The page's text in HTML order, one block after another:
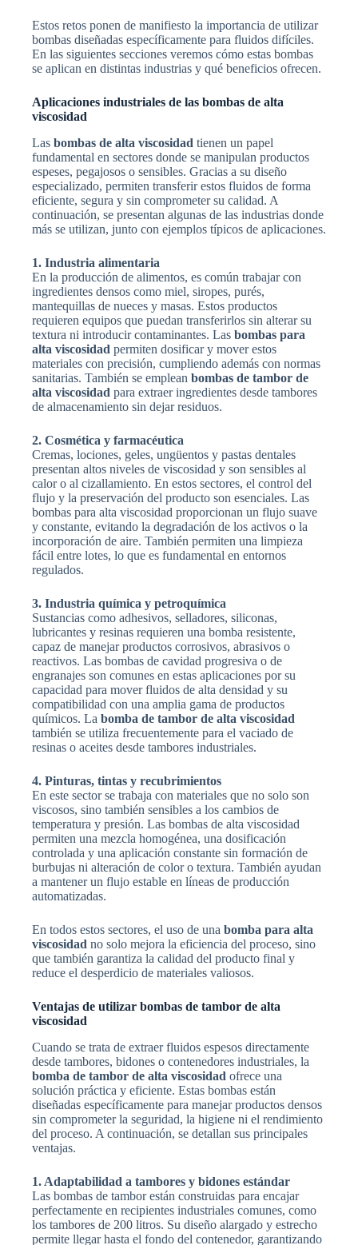
Estos retos ponen de manifiesto la importancia de utilizar
bombas diseñadas específicamente para fluidos difíciles.
En las siguientes secciones veremos cómo estas bombas
se aplican en distintas industrias y qué beneficios ofrecen.
Aplicaciones industriales de las bombas de alta
viscosidad
Las bombas de alta viscosidad tienen un papel
fundamental en sectores donde se manipulan productos
espeses, pegajosos o sensibles. Gracias a su diseño
especializado, permiten transferir estos fluidos de forma
eficiente, segura y sin comprometer su calidad. A
continuación, se presentan algunas de las industrias donde
más se utilizan, junto con ejemplos típicos de aplicaciones.
1. Industria alimentaria
En la producción de alimentos, es común trabajar con
ingredientes densos como miel, siropes, purés,
mantequillas de nueces y masas. Estos productos
requieren equipos que puedan transferirlos sin alterar su
textura ni introducir contaminantes. Las bombas para
alta viscosidad permiten dosificar y mover estos
materiales con precisión, cumpliendo además con normas
sanitarias. También se emplean bombas de tambor de
alta viscosidad para extraer ingredientes desde tambores
de almacenamiento sin dejar residuos.
2. Cosmética y farmacéutica
Cremas, lociones, geles, ungüentos y pastas dentales
presentan altos niveles de viscosidad y son sensibles al
calor o al cizallamiento. En estos sectores, el control del
flujo y la preservación del producto son esenciales. Las
bombas para alta viscosidad proporcionan un flujo suave
y constante, evitando la degradación de los activos o la
incorporación de aire. También permiten una limpieza
fácil entre lotes, lo que es fundamental en entornos
regulados.
3. Industria química y petroquímica
Sustancias como adhesivos, selladores, siliconas,
lubricantes y resinas requieren una bomba resistente,
capaz de manejar productos corrosivos, abrasivos o
reactivos. Las bombas de cavidad progresiva o de
engranajes son comunes en estas aplicaciones por su
capacidad para mover fluidos de alta densidad y su
compatibilidad con una amplia gama de productos
químicos. La bomba de tambor de alta viscosidad
también se utiliza frecuentemente para el vaciado de
resinas o aceites desde tambores industriales.
4. Pinturas, tintas y recubrimientos
En este sector se trabaja con materiales que no solo son
viscosos, sino también sensibles a los cambios de
temperatura y presión. Las bombas de alta viscosidad
permiten una mezcla homogénea, una dosificación
controlada y una aplicación constante sin formación de
burbujas ni alteración de color o textura. También ayudan
a mantener un flujo estable en líneas de producción
automatizadas.
En todos estos sectores, el uso de una bomba para alta
viscosidad no solo mejora la eficiencia del proceso, sino
que también garantiza la calidad del producto final y
reduce el desperdicio de materiales valiosos.
Ventajas de utilizar bombas de tambor de alta
viscosidad
Cuando se trata de extraer fluidos espesos directamente
desde tambores, bidones o contenedores industriales, la
bomba de tambor de alta viscosidad ofrece una
solución práctica y eficiente. Estas bombas están
diseñadas específicamente para manejar productos densos
sin comprometer la seguridad, la higiene ni el rendimiento
del proceso. A continuación, se detallan sus principales
ventajas.
1. Adaptabilidad a tambores y bidones estándar
Las bombas de tambor están construidas para encajar
perfectamente en recipientes industriales comunes, como
los tambores de 200 litros. Su diseño alargado y estrecho
permite llegar hasta el fondo del contenedor, garantizando